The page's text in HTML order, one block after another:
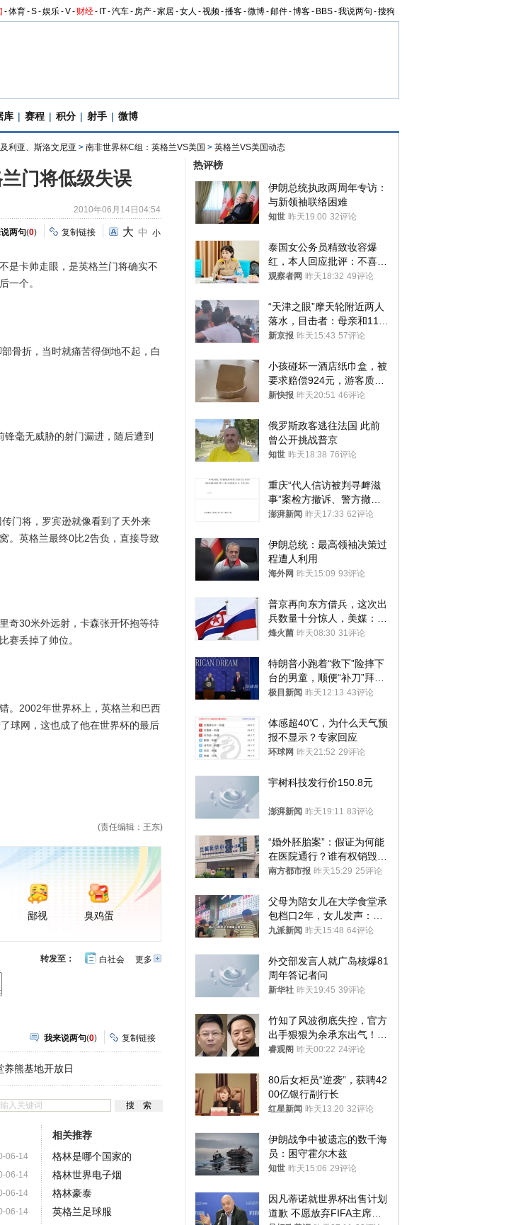
-体育-S-娱乐-V- 财经- IT-汽车- 房产-家居-女人 -视频-播客-微博-邮件-博客- BBS-我说两句 -搜狗
库 | 赛程 | 积分 | 射手 | 微博
利亚、斯洛文尼亚 > 南非世界杯C组：英格兰VS美国 > 英格兰VS美国动态
门将低级失误
2010年06月14日04:54
两句(0) 复制链接 大 中 小
卡帅走眼，是英格兰门将确实不
一个。
骨折，当时就痛苦得倒地不起，白
毫无威胁的射门漏进，随后遭到
门将，罗宾逊就像看到了天外来
。英格兰最终0比2告负，直接导致
30米外远射，卡森张开怀抱等待
赛丢掉了帅位。
2002年世界杯上，英格兰和巴西
球网，这也成了他在世界杯的最后
(责任编辑：王东)
鄙视 臭鸡蛋
更多开
转发至： 白社会
我来说两句(0) 复制链接
养熊基地开放日
06-14
06-14
06-14
06-14
相关推荐
格林是哪个国家的
格林世界电子烟
格林豪泰
英格兰足球服
热评榜
伊朗总统执政两周年专访：
与新领袖联络困难
知世 昨天19:00 32评论
泰国女公务员精致妆容爆
红，本人回应批评：不喜欢
就别看
观察者网 昨天18:32 49评论
“天津之眼”摩天轮附近两人
落水，目击者：母亲和11岁
儿子先后被打捞上岸
新京报 昨天15:43 57评论
小孩碰坏一酒店纸巾盒，被
要求赔偿924元，游客质疑
酒店房客物品超高标价，市
新快报 昨天20:51 46评论
俄罗斯政客逃往法国 此前
曾公开挑战普京
知世 昨天18:38 76评论
重庆“代人信访被判寻衅滋
事”案检方撤诉、警方撤
案，两被告人获国赔
澎湃新闻 昨天17:33 62评论
伊朗总统：最高领袖决策过
程遭人利用
海外网 昨天15:09 93评论
普京再向东方借兵，这次出
兵数量十分惊人，美媒：俄
朝要动真格？
烽火菌 昨天08:30 31评论
特朗普小跑着“救下”险摔下
台的男童，顺便“补刀”拜
登：“我可不想他像拜登一
极目新闻 昨天12:13 43评论
体感超40℃，为什么天气预
报不显示？专家回应
环球网 昨天21:52 29评论
宇树科技发行价150.8元
澎湃新闻 昨天19:11 83评论
“婚外胚胎案”：假证为何能
在医院通行？谁有权销毁胚
胎？
南方都市报 昨天15:29 25评论
父母为陪女儿在大学食堂承
包档口2年，女儿发声：初
衷是为了陪伴，毕业后将不
九派新闻 昨天15:48 64评论
外交部发言人就广岛核爆81
周年答记者问
新华社 昨天19:45 39评论
竹知了风波彻底失控，官方
出手狠狠为余承东出气！雷
军果然没说错
睿观阁 昨天00:22 24评论
80后女柜员“逆袭”，获聘42
00亿银行副行长
红星新闻 昨天13:20 32评论
伊朗战争中被遗忘的数千海
员：困守霍尔木兹
知世 昨天15:06 29评论
因凡蒂诺就世界杯出售计划
道歉 不愿放弃FIFA主席职